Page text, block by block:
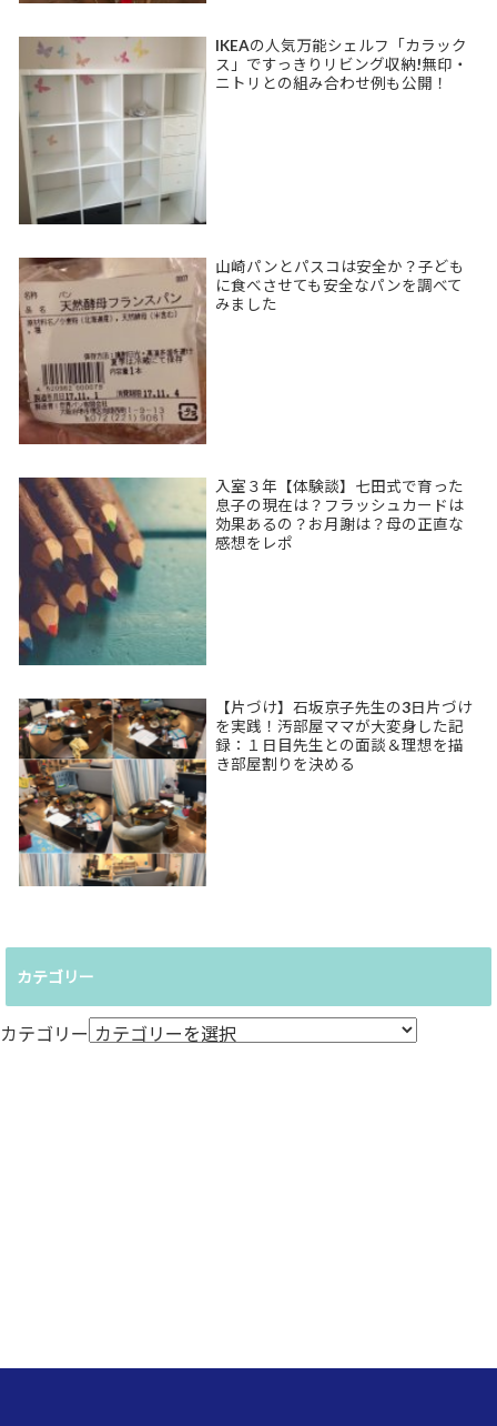
IKEAの人気万能シェルフ「カラック
ス」ですっきりリビング収納!無印・
ニトリとの組み合わせ例も公開！
山崎パンとパスコは安全か？子ども
に食べさせても安全なパンを調べて
みました
入室３年【体験談】七田式で育った
息子の現在は？フラッシュカードは
効果あるの？お月謝は？母の正直な
感想をレポ
【片づけ】石坂京子先生の3日片づけ
を実践！汚部屋ママが大変身した記
録：１日目先生との面談＆理想を描
き部屋割りを決める
カテゴリー
カテゴリー